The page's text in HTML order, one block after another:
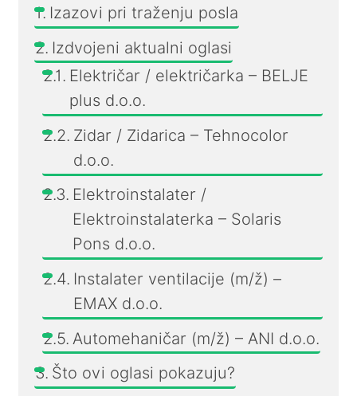
Izazovi pri traženju posla
Izdvojeni aktualni oglasi
Električar / električarka – BELJE
plus d.o.o.
Zidar / Zidarica – Tehnocolor
d.o.o.
Elektroinstalater /
Elektroinstalaterka – Solaris
Pons d.o.o.
Instalater ventilacije (m/ž) –
EMAX d.o.o.
Automehaničar (m/ž) – ANI d.o.o.
Što ovi oglasi pokazuju?